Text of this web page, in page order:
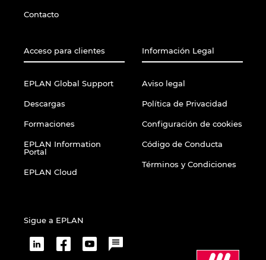
Contacto
Acceso para clientes
EPLAN Global Support
Descargas
Formaciones
EPLAN Information
Portal
EPLAN Cloud
Información Legal
Aviso legal
Política de Privacidad
Configuración de cookies
Código de Conducta
Términos y Condiciones
Sigue a EPLAN